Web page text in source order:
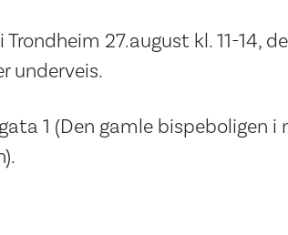
27.august kl. 11-14,
underveis.
1 (Den gamle bispeboligen i